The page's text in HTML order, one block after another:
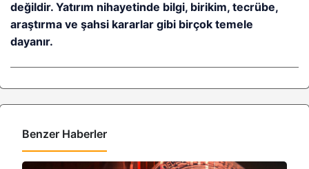
değildir. Yatırım nihayetinde bilgi, birikim, tecrübe,
araştırma ve şahsi kararlar gibi birçok temele
dayanır.
Benzer Haberler